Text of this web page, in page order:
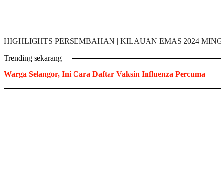
HIGHLIGHTS PERSEMBAHAN | KILAUAN EMAS 2024
Trending sekarang
Warga Selangor, Ini Cara Daftar Vaksin Influenza Percuma